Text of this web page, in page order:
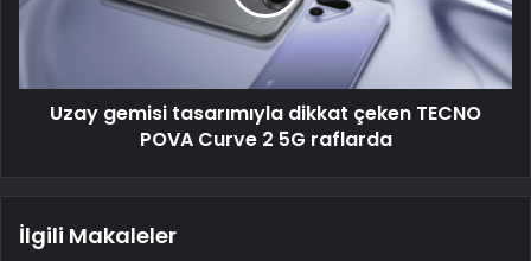
Uzay gemisi tasarımıyla dikkat çeken TECNO
POVA Curve 2 5G raflarda
İlgili Makaleler